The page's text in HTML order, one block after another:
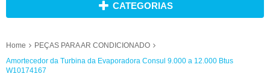
CATEGORIAS
Home
PEÇAS PARA AR CONDICIONADO
Amortecedor da Turbina da Evaporadora Consul 9.000 a 12.000 Btus
W10174167